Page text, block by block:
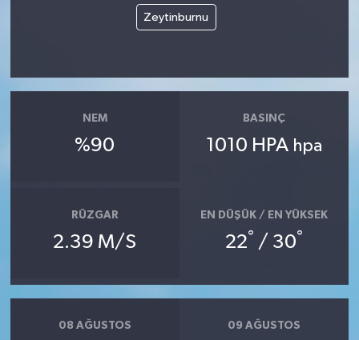
Zeytinburnu
NEM
%90
BASINÇ
1010 HPA hpa
RÜZGAR
2.39 M/S
EN DÜŞÜK / EN YÜKSEK
22° / 30°
08 AĞUSTOS 09 AĞUSTOS